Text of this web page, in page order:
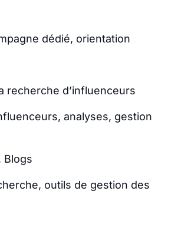
dédié, orientation
recherche d’influenceurs
analyses, gestion
Blogs
outils de gestion des